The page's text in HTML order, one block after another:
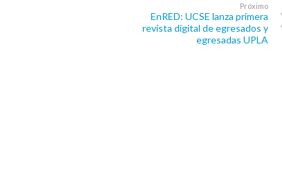
Próximo
EnRED: UCSE lanza primera
revista digital de egresados y
egresadas UPLA